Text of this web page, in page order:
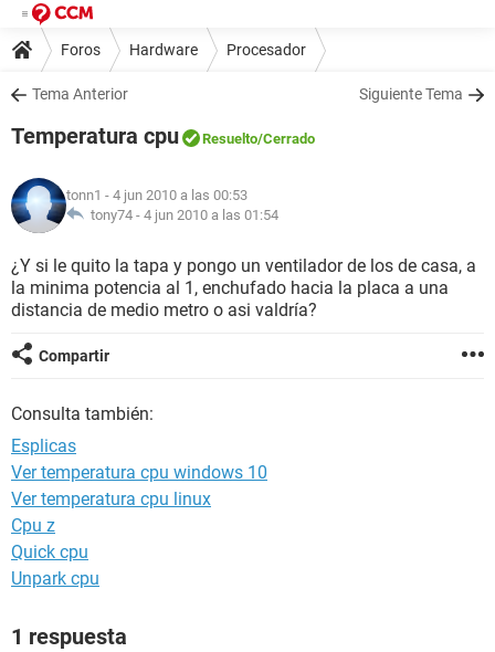
Foros Hardware Procesador
Tema Anterior Siguiente Tema
Temperatura cpu Resuelto/Cerrado
tonn1 - 4 jun 2010 a las 00:53
tony74 - 4 jun 2010 a las 01:54
¿Y si le quito la tapa y pongo un ventilador de los de casa, a
la minima potencia al 1, enchufado hacia la placa a una
distancia de medio metro o asi valdría?
Compartir
Consulta también:
Esplicas
Ver temperatura cpu windows 10
Ver temperatura cpu linux
Cpu z
Quick cpu
Unpark cpu
1 respuesta